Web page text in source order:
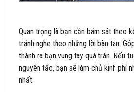
Quan trọng là bạn cần bám sát theo
tránh nghe theo những lời bàn tán.
thành ra bạn vung tay quá trán. Nếu
nguyên tắc, bạn sẽ làm chủ kinh phí
nhất.